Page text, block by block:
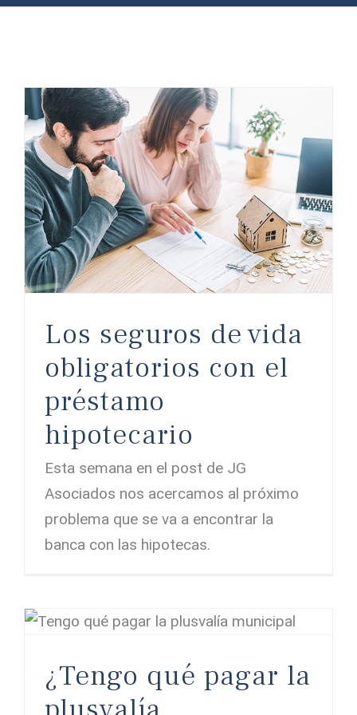
Los seguros de vida
obligatorios con el
préstamo
hipotecario
Esta semana en el post de JG
Asociados nos acercamos al próximo
problema que se va a encontrar la
banca con las hipotecas.
¿Tengo qué pagar la